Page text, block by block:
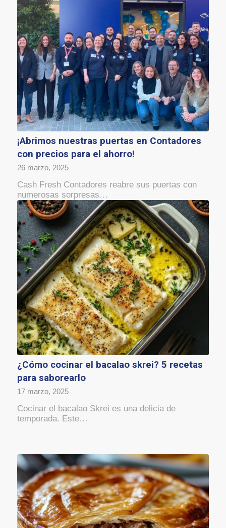
¡Abrimos nuestras puertas en Contadores
con precios para el ahorro!
26 marzo, 2025
Cash Fresh Contadores reabre sus puertas con
numerosas sorpresas…
¿Cómo cocinar el bacalao skrei? 5 recetas
para saborearlo
17 marzo, 2025
Cocinar el bacalao Skrei es una delicia de
temporada. Este…